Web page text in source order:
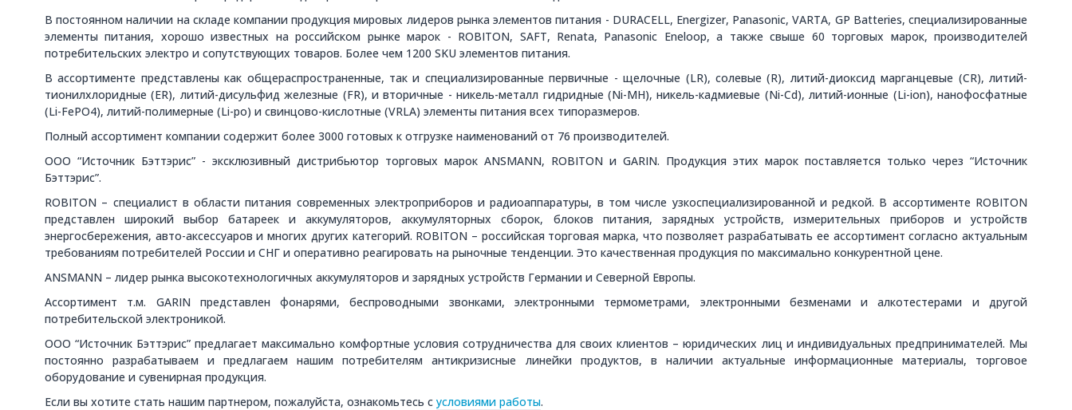
В постоянном наличии на складе компании продукция мировых лидеров рынка элементов питания - DURACELL, Energizer, Panasonic, VARTA, GP Batteries, специализированные
элементы питания, хорошо известных на российском рынке марок - ROBITON, SAFT, Renata, Panasonic Eneloop, а также свыше 60 торговых марок, производителей
потребительских электро и сопутствующих товаров. Более чем 1200 SKU элементов питания.
В ассортименте представлены как общераспространенные, так и специализированные первичные - щелочные (LR), солевые (R), литий-диоксид марганцевые (CR), литий-
тионилхлоридные (ER), литий-дисульфид железные (FR), и вторичные - никель-металл гидридные (Ni-MH), никель-кадмиевые (Ni-Cd), литий-ионные (Li-ion), нанофосфатные
(Li-FePO4), литий-полимерные (Li-po) и свинцово-кислотные (VRLA) элементы питания всех типоразмеров.
Полный ассортимент компании содержит более 3000 готовых к отгрузке наименований от 76 производителей.
ООО “Источник Бэттэрис” - эксклюзивный дистрибьютор торговых марок ANSMANN, ROBITON и GARIN. Продукция этих марок поставляется только через “Источник
Бэттэрис”.
ROBITON – специалист в области питания современных электроприборов и радиоаппаратуры, в том числе узкоспециализированной и редкой. В ассортименте ROBITON
представлен широкий выбор батареек и аккумуляторов, аккумуляторных сборок, блоков питания, зарядных устройств, измерительных приборов и устройств
энергосбережения, авто-аксессуаров и многих других категорий. ROBITON – российская торговая марка, что позволяет разрабатывать ее ассортимент согласно актуальным
требованиям потребителей России и СНГ и оперативно реагировать на рыночные тенденции. Это качественная продукция по максимально конкурентной цене.
ANSMANN – лидер рынка высокотехнологичных аккумуляторов и зарядных устройств Германии и Северной Европы.
Ассортимент т.м. GARIN представлен фонарями, беспроводными звонками, электронными термометрами, электронными безменами и алкотестерами и другой
потребительской электроникой.
ООО “Источник Бэттэрис” предлагает максимально комфортные условия сотрудничества для своих клиентов – юридических лиц и индивидуальных предпринимателей. Мы
постоянно разрабатываем и предлагаем нашим потребителям антикризисные линейки продуктов, в наличии актуальные информационные материалы, торговое
оборудование и сувенирная продукция.
Если вы хотите стать нашим партнером, пожалуйста, ознакомьтесь с условиями работы.